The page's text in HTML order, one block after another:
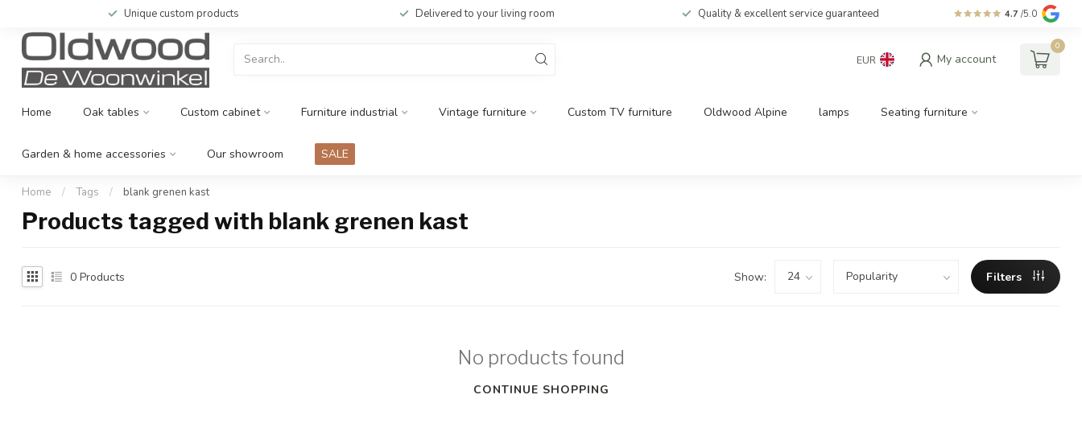
Unique custom products Delivered to your living room Quality & excellent service guaranteed 4.7 /5.0
EUR My account
0
Home Oak tables Custom cabinet Furniture industrial Vintage furniture Custom TV furniture Oldwood Alpine lamps Seating furniture
Garden & home accessories Our showroom SALE
Home / Tags / blank grenen kast
Products tagged with blank grenen kast
0 Products Show: Filters
No products found
CONTINUE SHOPPING